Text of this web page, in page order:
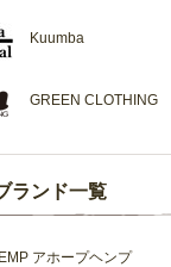
Kuumba
GREEN CLOTHING
ランド一覧
アホープヘンプ